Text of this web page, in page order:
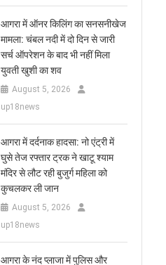
आगरा में ऑनर किलिंग का सनसनीखेज
मामला: चंबल नदी में दो दिन से जारी
सर्च ऑपरेशन के बाद भी नहीं मिला
युवती खुशी का शव
August 5, 2026
up18news
आगरा में दर्दनाक हादसा: नो एंट्री में
घुसे तेज रफ्तार ट्रक ने खाटू श्याम
मंदिर से लौट रही बुजुर्ग महिला को
कुचलकर ली जान
August 5, 2026
up18news
आगरा के नंद प्लाजा में पुलिस और